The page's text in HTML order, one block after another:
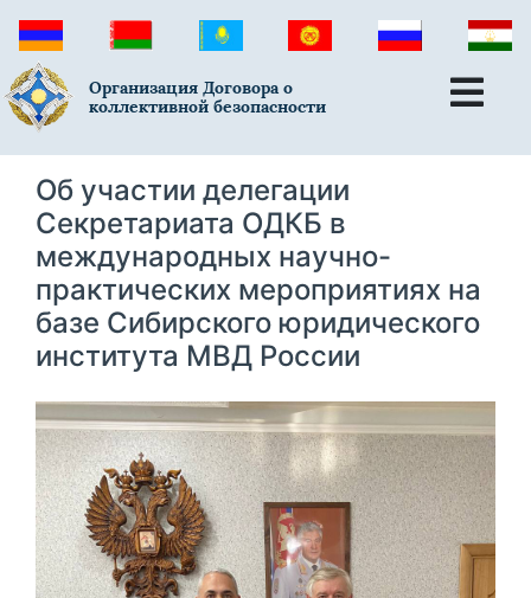
Организация Договора о
коллективной безопасности
Об участии делегации
Секретариата ОДКБ в
международных научно-
практических мероприятиях на
базе Сибирского юридического
института МВД России